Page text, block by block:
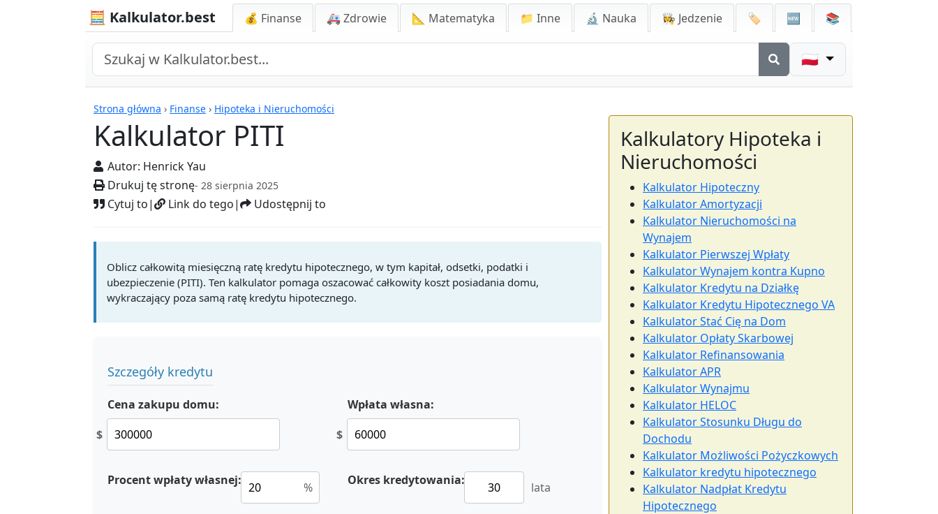
🧮 Kalkulator.best 💰 Finanse 🚑 Zdrowie 📐 Matematyka 📁 Inne 🔬 Nauka 👩‍🍳 Jedzenie 🏷️ 🆕 📚
🇵🇱
Strona główna › Finanse › Hipoteka i Nieruchomości
Kalkulator PITI
Autor: Henrick Yau
Drukuj tę stronę- 28 sierpnia 2025
Cytuj to| Link do tego| Udostępnij to
Kalkulatory
Oblicz całkowitą miesięczną ratę kredytu hipotecznego, w tym kapitał, odsetki, podatki i
ubezpieczenie (PITI). Ten kalkulator pomaga oszacować całkowity koszt posiadania domu,
wykraczający poza samą ratę kredytu hipotecznego.
Szczegóły kredytu
Cena zakupu domu:
$
Wpłata własna:
$
Procent wpłaty własnej: % Okres kredytowania: lata
Kalkulatory Hipoteka i
Nieruchomości
Kalkulator Hipoteczny
Kalkulator Amortyzacji
Kalkulator Nieruchomości na
Wynajem
Kalkulator Pierwszej Wpłaty
Kalkulator Wynajem kontra Kupno
Kalkulator Kredytu na Działkę
Kalkulator Kredytu Hipotecznego VA
Kalkulator Stać Cię na Dom
Kalkulator Opłaty Skarbowej
Kalkulator Refinansowania
Kalkulator APR
Kalkulator Wynajmu
Kalkulator HELOC
Kalkulator Stosunku Długu do
Dochodu
Kalkulator Możliwości Pożyczkowych
Kalkulator kredytu hipotecznego
Kalkulator Nadpłat Kredytu
Hipotecznego